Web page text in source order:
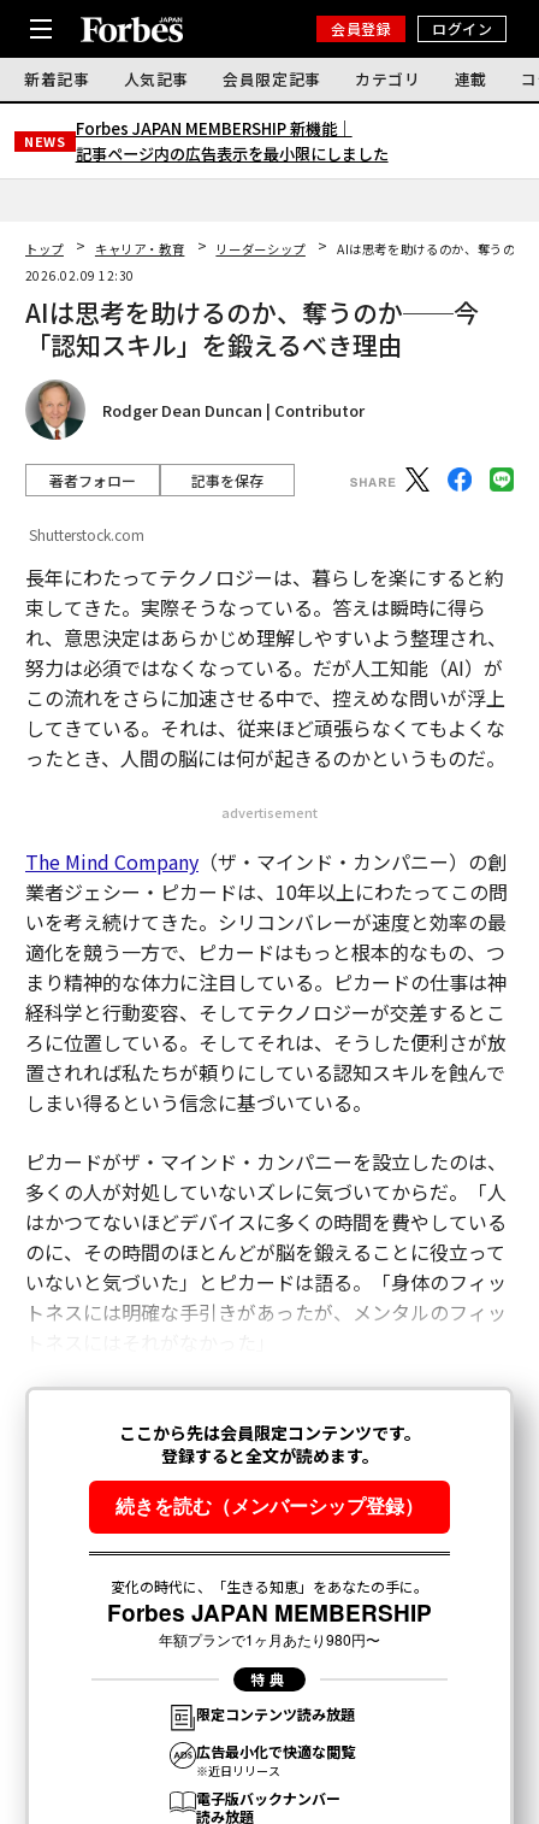
会員登録 ログイン
新着記事 人気記事 会員限定記事 カテゴリ 連載
NEWS
Forbes JAPAN MEMBERSHIP 新機能｜
記事ページ内の広告表示を最小限にしました
トップ キャリア・教育 リーダーシップ
AIは思考を助けるのか、奪うの
2026.02.09 12:30
AIは思考を助けるのか、奪うのか──今
「認知スキル」を鍛えるべき理由
Rodger Dean Duncan | Contributor
著者フォロー 記事を保存
Shutterstock.com
長年にわたってテクノロジーは、暮らしを楽にすると約
束してきた。実際そうなっている。答えは瞬時に得ら
れ、意思決定はあらかじめ理解しやすいよう整理され、
努力は必須ではなくなっている。だが人工知能（AI）が
この流れをさらに加速させる中で、控えめな問いが浮上
してきている。それは、従来ほど頑張らなくてもよくな
ったとき、人間の脳には何が起きるのかというものだ。
advertisement
The Mind Company（ザ・マインド・カンパニー）の創
業者ジェシー・ピカードは、10年以上にわたってこの問
いを考え続けてきた。シリコンバレーが速度と効率の最
適化を競う一方で、ピカードはもっと根本的なもの、つ
まり精神的な体力に注目している。ピカードの仕事は神
経科学と行動変容、そしてテクノロジーが交差するとこ
ろに位置している。そしてそれは、そうした便利さが放
置されれば私たちが頼りにしている認知スキルを蝕んで
しまい得るという信念に基づいている。
ピカードがザ・マインド・カンパニーを設立したのは、
多くの人が対処していないズレに気づいてからだ。「人
はかつてないほどデバイスに多くの時間を費やしている
のに、その時間のほとんどが脳を鍛えることに役立って
いないと気づいた」とピカードは語る。「身体のフィッ
トネスには明確な手引きがあったが、メンタルのフィッ